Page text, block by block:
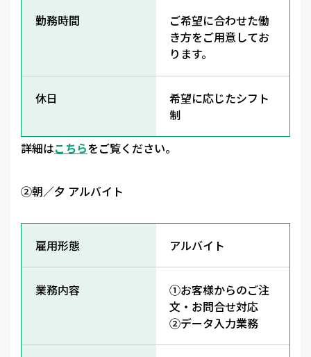
勤務時間
ご希望に合わせた働
き方をご用意してお
ります。
休日
希望に応じたシフト
制
詳細はこちらをご覧ください。
②朝／夕 アルバイト
雇用形態 アルバイト
業務内容
①お客様からのご注
文・お問合せ対応
②データ入力業務